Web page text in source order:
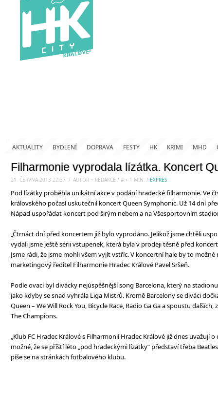
AKTUALITY BYDLENÍ DOPRAVA FESTY HK KRIMI MHD
Filharmonie vyprodala lízátka. Koncert
21. ČERVNA 2013 22:37 / AUTOR ~ REDAKCE / # < 1 MIN. / EXPRES
Pod lízátky proběhla unikátní akce v podání hradecké filharmonie. Ve
královského počasí uskutečnil koncert Queen Symphonic. Už 14 dní
Nápad uspořádat koncert pod širým nebem a na Všesportovním
„Čtrnáct dní před koncertem již bylo vyprodáno. Jelikož jsme chtěli
vydali jsme ještě sérii vstupenek, která byla v prodeji těsně před
Jsme rádi, že jsme mohli všem vyjít vstříc. V koncertní hale by to možné
marketingový ředitel Filharmonie Hradec Králové Pavel Sršeň.
Podle ovací byl divácky nejúspěšnější song Barcelona, který na
jako kdyby se snad vyhrála Liga Mistrů. Kromě Barcelony se diváci
Queen – We Will Rock You, Bicycle Race, Radio Ga Ga a spoustu
The Champions.
„Klub FC Hradec Králové s Filharmonií Hradec Králové již dnes uvažují
možné, že se příští léto „pod hradeckými lízátky“ představí třeba
píše se na stránkách fotbalového klubu.